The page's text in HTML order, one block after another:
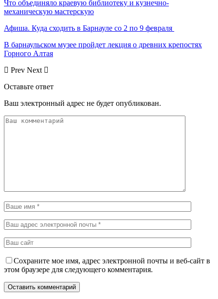
Что объединяло краевую библиотеку и кузнечно-
механическую мастерскую
Афиша. Куда сходить в Барнауле со 2 по 9 февраля
В барнаульском музее пройдет лекция о древних крепостях
Горного Алтая
Prev Next
Оставьте ответ
Ваш электронный адрес не будет опубликован.
Сохраните мое имя, адрес электронной почты и веб-сайт в
этом браузере для следующего комментария.